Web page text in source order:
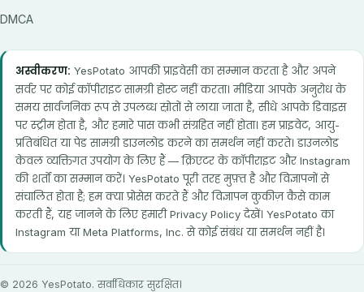
DMCA
अस्वीकरण: YesPotato आपकी प्राइवेसी का सम्मान करता है और अपने
सर्वर पर कोई कॉपीराइट सामग्री होस्ट नहीं करता। मीडिया आपके अनुरोध के
समय सार्वजनिक रूप से उपलब्ध स्रोतों से लाया जाता है, सीधे आपके डिवाइस
पर स्ट्रीम होता है, और हमारे पास कभी संग्रहित नहीं होता। हम प्राइवेट, आयु-
प्रतिबंधित या पेड सामग्री डाउनलोड करने का समर्थन नहीं करते। डाउनलोड
केवल व्यक्तिगत उपयोग के लिए हैं — क्रिएटर के कॉपीराइट और Instagram
की शर्तों का सम्मान करें। YesPotato पूरी तरह मुफ़्त है और विज्ञापनों से
संचालित होता है; हम क्या प्रोसेस करते हैं और विज्ञापन कुकीज़ कैसे काम
करती हैं, यह जानने के लिए हमारी Privacy Policy देखें। YesPotato का
Instagram या Meta Platforms, Inc. से कोई संबंध या समर्थन नहीं है।
© 2026 YesPotato. सर्वाधिकार सुरक्षित।